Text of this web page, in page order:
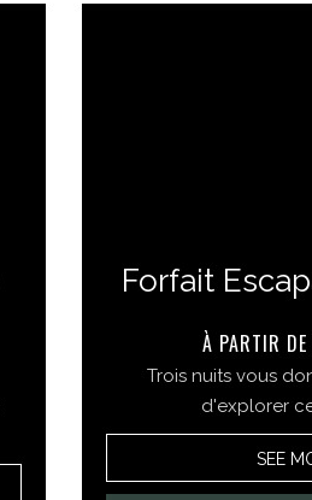
Forfait
À PARTIR
Trois nuits vous
d'explorer
SEE